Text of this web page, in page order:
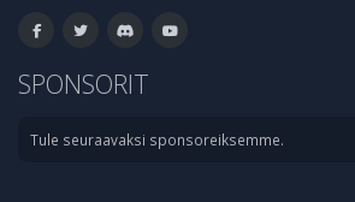
SPONSORIT
Tule seuraavaksi sponsoreiksemme.